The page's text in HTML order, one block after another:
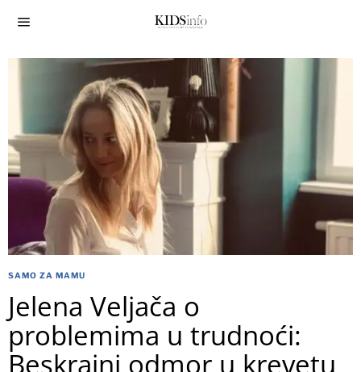
SAMO ZA MAMU
Jelena Veljača o
problemima u trudnoći:
Beskrajni odmor u krevetu